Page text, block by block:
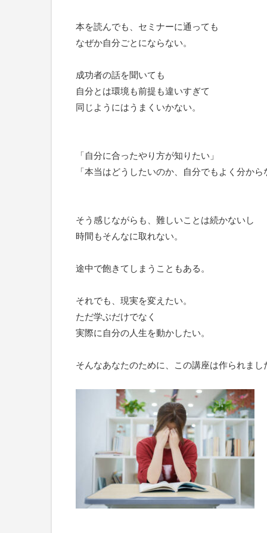
本を読んでも、セミナーに通っても
なぜか自分ごとにならない。
成功者の話を聞いても
自分とは環境も前提も違いすぎて
同じようにはうまくいかない。
「自分に合ったやり方が知りたい」
「本当はどうしたいのか、自分でもよく分から
そう感じながらも、難しいことは続かないし
時間もそんなに取れない。
途中で飽きてしまうこともある。
それでも、現実を変えたい。
ただ学ぶだけでなく
実際に自分の人生を動かしたい。
そんなあなたのために、この講座は作られまし